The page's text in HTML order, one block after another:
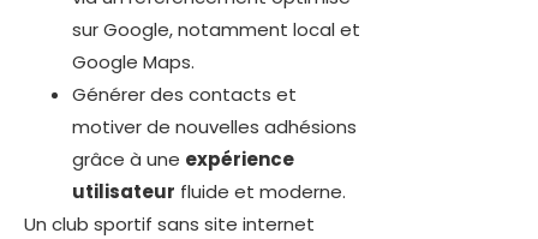
sur Google, notamment local et
Google Maps.
Générer des contacts et
motiver de nouvelles adhésions
grâce à une expérience
utilisateur fluide et moderne.
Un club sportif sans site internet